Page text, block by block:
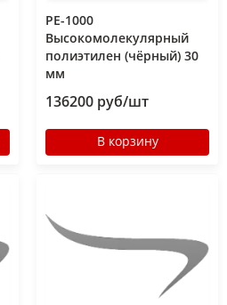
РЕ-1000
Высокомолекулярный
полиэтилен (чёрный) 30
мм
136200 руб/шт
В корзину